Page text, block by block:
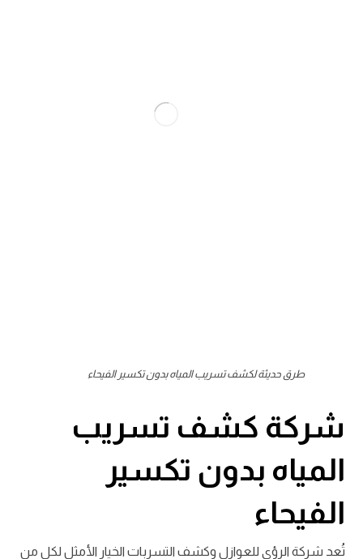
طرق حديثة لكشف تسريب المياه بدون تكسير الفيحاء
شركة كشف تسريب
المياه بدون تكسير
الفيحاء
تُعد شركة الرؤى للعوازل وكشف التسربات الخيار الأمثل لكل من